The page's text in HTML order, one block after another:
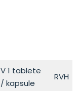
V 1 tablete
/ kapsule
RVH